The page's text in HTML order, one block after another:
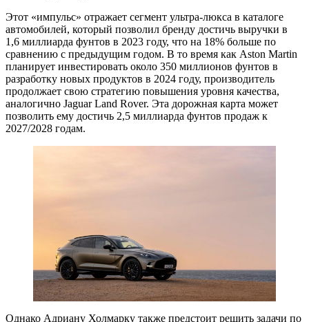
Этот «импульс» отражает сегмент ультра-люкса в каталоге
автомобилей, который позволил бренду достичь выручки в
1,6 миллиарда фунтов в 2023 году, что на 18% больше по
сравнению с предыдущим годом. В то время как Aston Martin
планирует инвестировать около 350 миллионов фунтов в
разработку новых продуктов в 2024 году, производитель
продолжает свою стратегию повышения уровня качества,
аналогично Jaguar Land Rover. Эта дорожная карта может
позволить ему достичь 2,5 миллиарда фунтов продаж к
2027/2028 годам.
Однако Адриану Холмарку также предстоит решить задачи по